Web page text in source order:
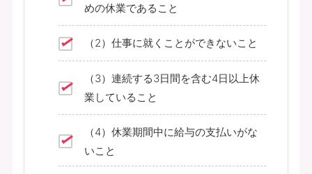
めの休業であること
（2）仕事に就くことができないこと
（3）連続する3日間を含む4日以上休
業していること
（4）休業期間中に給与の支払いがな
いこと